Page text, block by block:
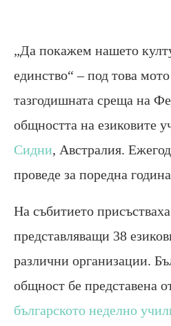
„Да покажем нашето
единство“ – под това
тазгодишната среща на
общността на
Сидни, Австралия.
проведе за поредна
На събитието
представляващи 38
различни организации.
общност бе представена
българското неделно